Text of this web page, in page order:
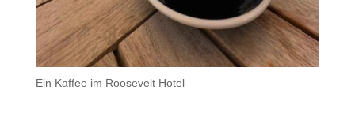
Ein Kaffee im Roosevelt Hotel